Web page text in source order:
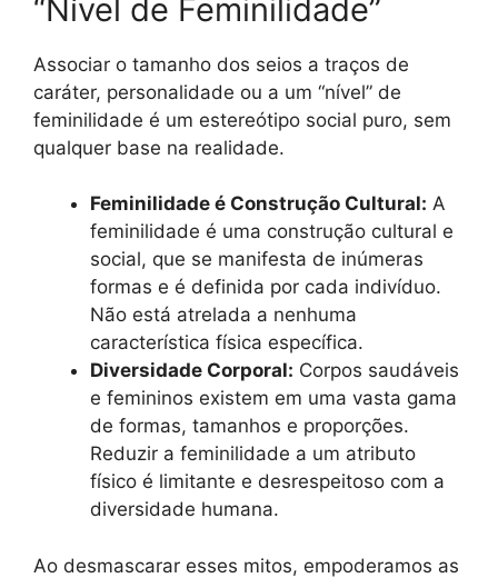
“Nível de Feminilidade”
Associar o tamanho dos seios a traços de
caráter, personalidade ou a um “nível” de
feminilidade é um estereótipo social puro, sem
qualquer base na realidade.
Feminilidade é Construção Cultural: A
feminilidade é uma construção cultural e
social, que se manifesta de inúmeras
formas e é definida por cada indivíduo.
Não está atrelada a nenhuma
característica física específica.
Diversidade Corporal: Corpos saudáveis
e femininos existem em uma vasta gama
de formas, tamanhos e proporções.
Reduzir a feminilidade a um atributo
físico é limitante e desrespeitoso com a
diversidade humana.
Ao desmascarar esses mitos, empoderamos as